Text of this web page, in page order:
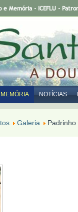
NOTÍCIAS
Memória - ICEFLU -
Galeria